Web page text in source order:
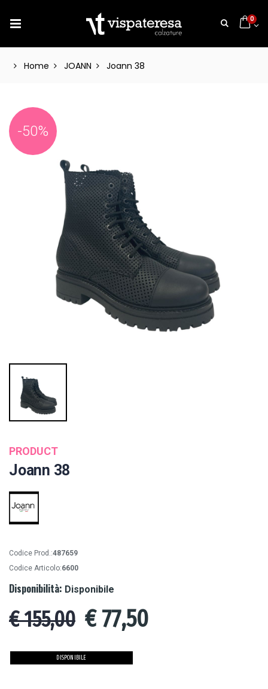
0
Home JOANN Joann 38
-50%
PRODUCT
Joann 38
Codice Prod.:487659
Codice Articolo:6600
Disponibilità: Disponibile
€ 155,00 €77,50
DISPONIBILE